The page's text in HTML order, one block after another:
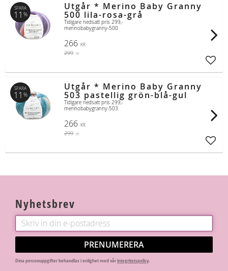
Utgår * Merino Baby Granny
500 lila-rosa-grå
Tidigare nedsatt pris 299,-
merinobabygranny-500
266 KR
299 KR
SPARA
11 %
Utgår * Merino Baby Granny
503 pastellig grön-blå-gul
Tidigare nedsatt pris 299,-
merinobabygranny-503
266 KR
299 KR
SPARA
11 %
Nyhetsbrev
PRENUMERERA
Dina personuppgifter behandlas i enlighet med vårintegritetspolicy.